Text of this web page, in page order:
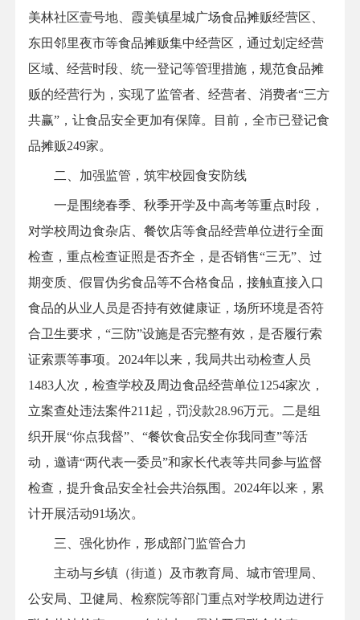
美林社区壹号地、霞美镇星城广场食品摊贩经营区、
东田邻里夜市等食品摊贩集中经营区，通过划定经营
区域、经营时段、统一登记等管理措施，规范食品摊
贩的经营行为，实现了监管者、经营者、消费者“三方
共赢”，让食品安全更加有保障。目前，全市已登记食
品摊贩249家。
二、加强监管，筑牢校园食安防线
一是围绕春季、秋季开学及中高考等重点时段，
对学校周边食杂店、餐饮店等食品经营单位进行全面
检查，重点检查证照是否齐全，是否销售“三无”、过
期变质、假冒伪劣食品等不合格食品，接触直接入口
食品的从业人员是否持有效健康证，场所环境是否符
合卫生要求，“三防”设施是否完整有效，是否履行索
证索票等事项。2024年以来，我局共出动检查人员
1483人次，检查学校及周边食品经营单位1254家次，
立案查处违法案件211起，罚没款28.96万元。二是组
织开展“你点我督”、“餐饮食品安全你我同查”等活
动，邀请“两代表一委员”和家长代表等共同参与监督
检查，提升食品安全社会共治氛围。2024年以来，累
计开展活动91场次。
三、强化协作，形成部门监管合力
主动与乡镇（街道）及市教育局、城市管理局、
公安局、卫健局、检察院等部门重点对学校周边进行